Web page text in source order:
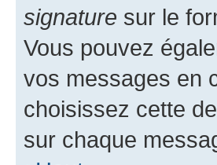
signature sur le
Vous pouvez
vos messages en
choisissez cette
sur chaque